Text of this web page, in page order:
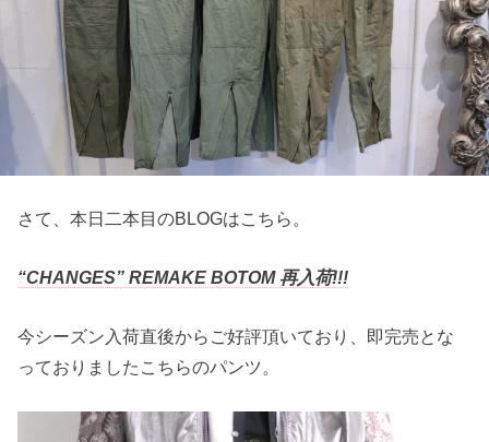
さて、本日二本目のBLOGはこちら。
“CHANGES” REMAKE BOTOM 再入荷!!!
今シーズン入荷直後からご好評頂いており、即完売とな
っておりましたこちらのパンツ。